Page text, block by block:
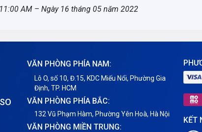
AM – Ngày 16 tháng 05 năm 2022
VĂN PHÒNG PHÍA NAM:
Lô O, số 10, Đ.15, KDC Miếu Nổi, Phường Gia
Định, TP. HCM
VĂN PHÒNG PHÍA BẮC:
132 Vũ Phạm Hàm, Phường Yên Hoà, Hà Nội
VĂN PHÒNG MIỀN TRUNG:
KẾT